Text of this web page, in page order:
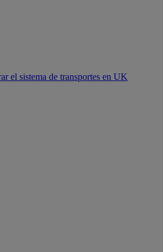
el sistema de transportes en UK